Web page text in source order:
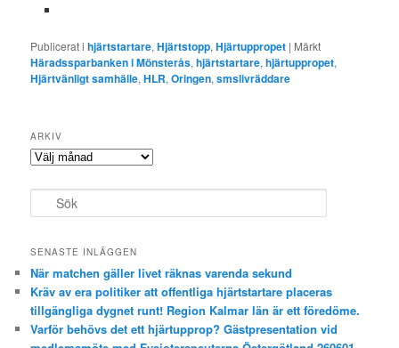
Publicerat i hjärtstartare,Hjärtstopp,Hjärtuppropet | Märkt
Häradssparbanken i Mönsterås,hjärtstartare,hjärtuppropet,
Hjärtvänligt samhälle,HLR,Oringen,smslivräddare
ARKIV
Arkiv
ö
SENASTE INLÄGGEN
När matchen gäller livet räknas varenda sekund
Kräv av era politiker att offentliga hjärtstartare placeras
tillgängliga dygnet runt! Region Kalmar län är ett föredöme.
Varför behövs det ett hjärtupprop? Gästpresentation vid